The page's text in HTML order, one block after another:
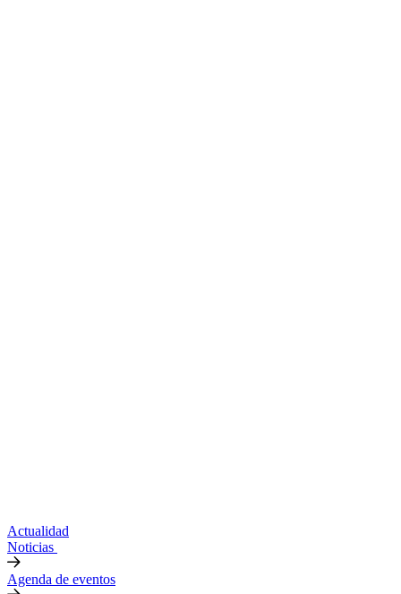
Actualidad
Noticias
Agenda de eventos